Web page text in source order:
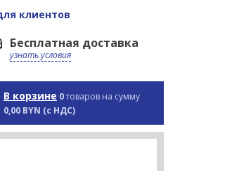
клиентов
Бесплатная доставка
узнать условия
В корзине 0товаров на сумму
0,00 BYN (с НДС)